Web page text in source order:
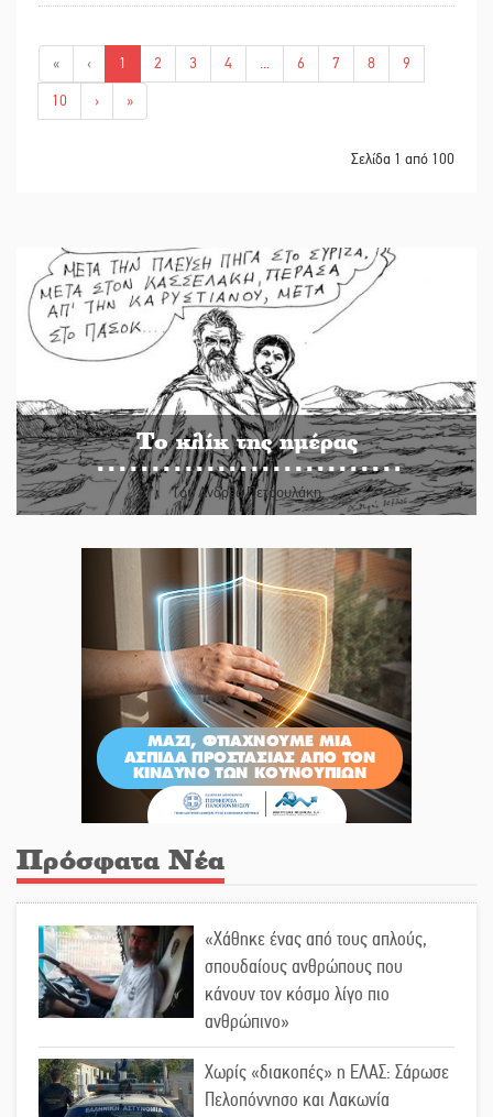
« ‹ 1 2 3 4 ... 6 7 8
9
10
› »
Σελίδα 1 από 100
Το κλίκ της ημέρας
Του Ανδρέα Πετρουλάκη
Πρόσφατα Νέα
«Χάθηκε ένας από τους απλούς,
σπουδαίους ανθρώπους που
κάνουν τον κόσμο λίγο πιο
ανθρώπινο»
Χωρίς «διακοπές» η ΕΛΑΣ: Σάρωσε
Πελοπόννησο και Λακωνία